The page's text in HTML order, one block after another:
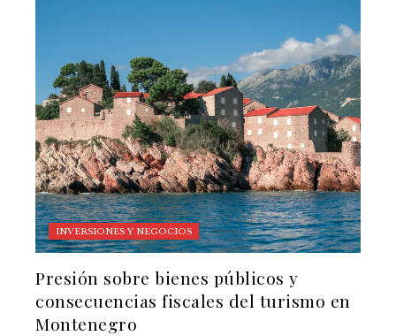
INVERSIONES Y NEGOCIOS
Presión sobre bienes públicos y
consecuencias fiscales del turismo en
Montenegro